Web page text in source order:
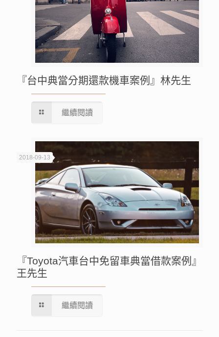
『台中典當分期還款機車案例』林先生
繼續閱讀
2018-09-13
『Toyota汽車台中免留車典當借款案例』
王先生
繼續閱讀